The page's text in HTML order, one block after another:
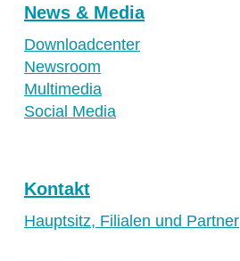
News & Media
Downloadcenter
Newsroom
Multimedia
Social Media
Kontakt
Hauptsitz, Filialen und Partner